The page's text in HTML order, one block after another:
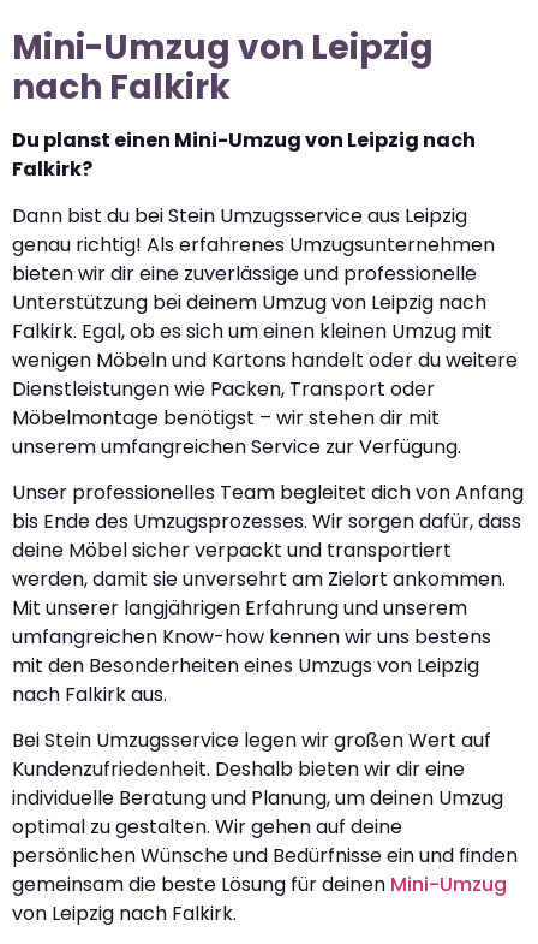
Mini-Umzug von Leipzig
nach Falkirk
Du planst einen Mini-Umzug von Leipzig nach
Falkirk?
Dann bist du bei Stein Umzugsservice aus Leipzig
genau richtig! Als erfahrenes Umzugsunternehmen
bieten wir dir eine zuverlässige und professionelle
Unterstützung bei deinem Umzug von Leipzig nach
Falkirk. Egal, ob es sich um einen kleinen Umzug mit
wenigen Möbeln und Kartons handelt oder du weitere
Dienstleistungen wie Packen, Transport oder
Möbelmontage benötigst – wir stehen dir mit
unserem umfangreichen Service zur Verfügung.
Unser professionelles Team begleitet dich von Anfang
bis Ende des Umzugsprozesses. Wir sorgen dafür, dass
deine Möbel sicher verpackt und transportiert
werden, damit sie unversehrt am Zielort ankommen.
Mit unserer langjährigen Erfahrung und unserem
umfangreichen Know-how kennen wir uns bestens
mit den Besonderheiten eines Umzugs von Leipzig
nach Falkirk aus.
Bei Stein Umzugsservice legen wir großen Wert auf
Kundenzufriedenheit. Deshalb bieten wir dir eine
individuelle Beratung und Planung, um deinen Umzug
optimal zu gestalten. Wir gehen auf deine
persönlichen Wünsche und Bedürfnisse ein und finden
gemeinsam die beste Lösung für deinen Mini-Umzug
von Leipzig nach Falkirk.